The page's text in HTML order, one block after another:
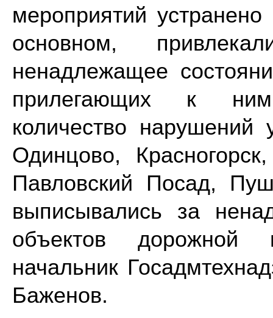
мероприятий
основном,
ненадлежащее
прилегающих к ним
количество нарушений
Одинцово,
Павловский Посад,
выписывались за
объектов дорожной
начальник
Баженов.